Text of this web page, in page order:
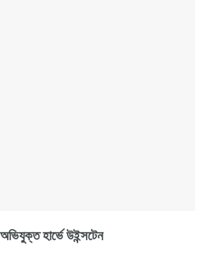
হার্ভে উইন্সটেন